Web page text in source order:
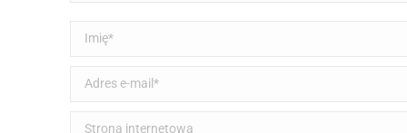
Imię *
Adres e-mail *
Strona internetowa